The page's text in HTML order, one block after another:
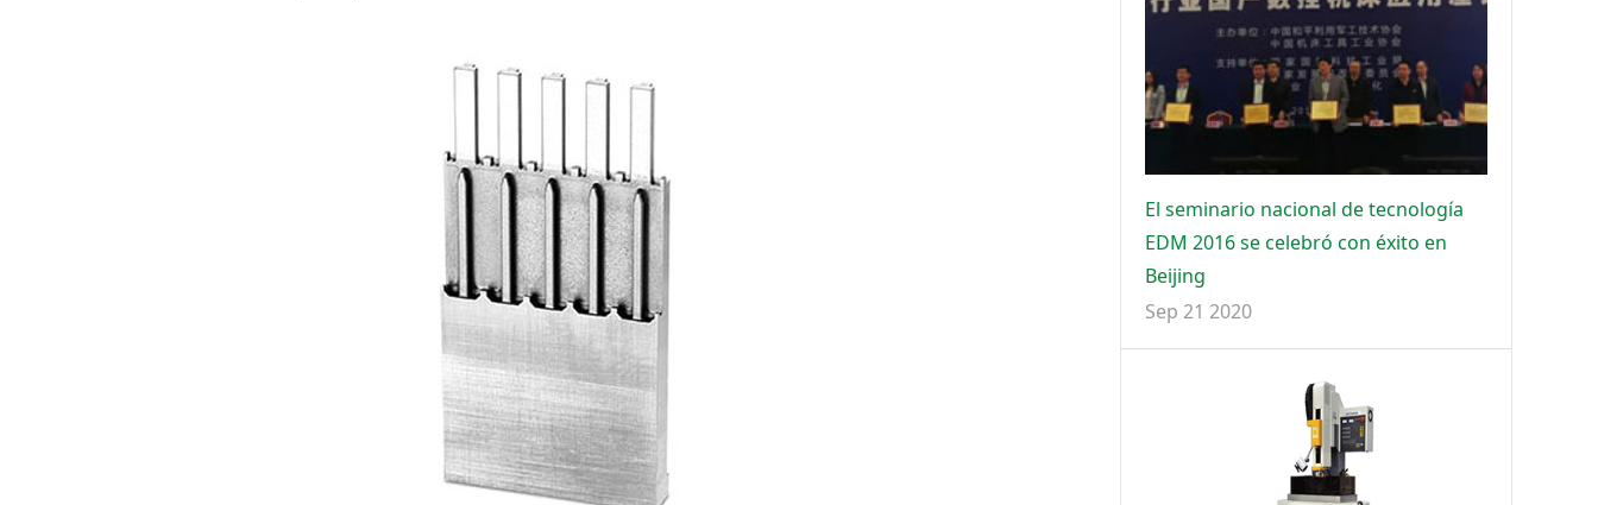
El seminario nacional de tecnología
EDM 2016 se celebró con éxito en
Beijing
Sep 21 2020